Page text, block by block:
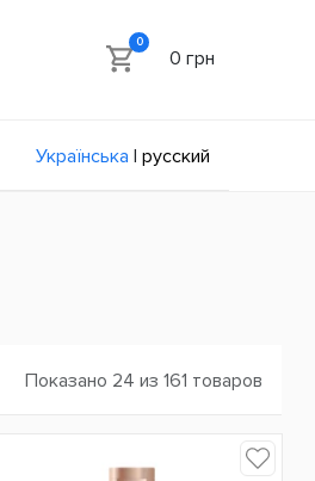
0
0 грн
Українська | русский
Показано 24 из 161 товаров